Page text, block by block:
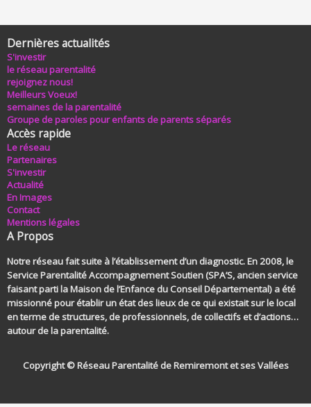
Dernières actualités
S'investir
le réseau parentalité
rejoignez nous!
Meilleurs Voeux!
semaines de la parentalité
Groupe de paroles pour enfants de parents séparés
Accès rapide
Le réseau
Partenaires
S'investir
Actualité
En Images
Contact
Mentions légales
A Propos
Notre réseau fait suite à l’établissement d’un diagnostic. En 2008, le
Service Parentalité Accompagnement Soutien (SPA’S, ancien service
faisant parti la Maison de l’Enfance du Conseil Départemental) a été
missionné pour établir un état des lieux de ce qui existait sur le local
en terme de structures, de professionnels, de collectifs et d’actions…
autour de la parentalité.
Copyright © Réseau Parentalité de Remiremont et ses Vallées